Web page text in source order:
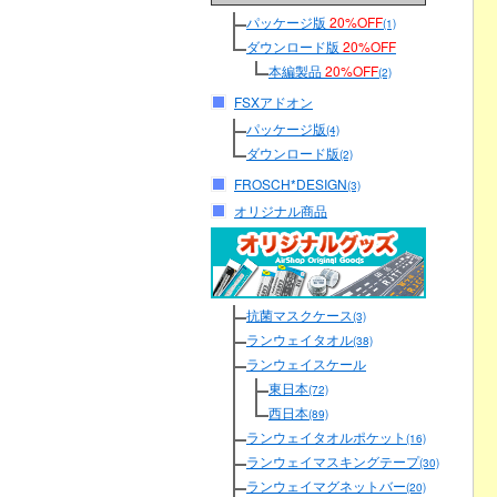
パッケージ版 20%OFF(1)
ダウンロード版 20%OFF
本編製品20%OFF(2)
FSXアドオン
パッケージ版(4)
ダウンロード版(2)
FROSCH*DESIGN(3)
オリジナル商品
抗菌マスクケース(3)
ランウェイタオル(38)
ランウェイスケール
東日本(72)
西日本(89)
ランウェイタオルポケット (16)
ランウェイマスキングテープ(30)
ランウェイマグネットバー(20)